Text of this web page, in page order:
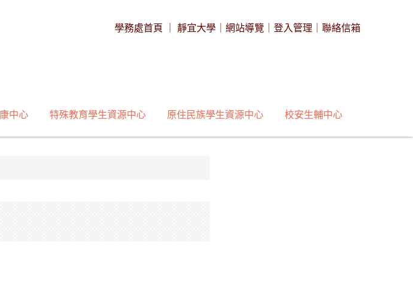
學務處首頁 靜宜大學 網站導覽 登入管理 聯絡信箱
中心 特殊教育學生資源中心 原住民族學生資源中心 校安生輔中心